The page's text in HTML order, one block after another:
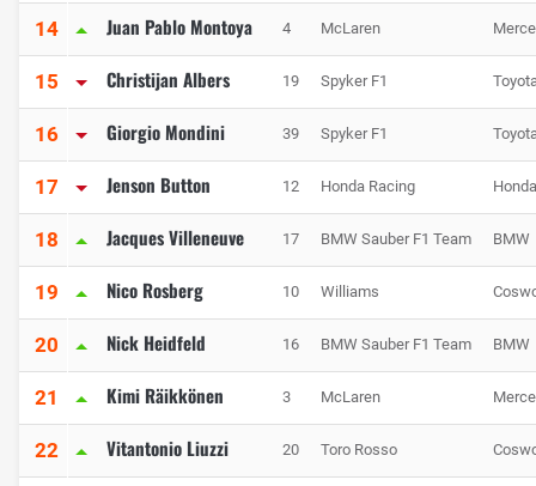
14 Juan Pablo Montoya 4 McLaren
15 Christijan Albers 19 Spyker F1
16 Giorgio Mondini 39 Spyker F1
17 Jenson Button 12 Honda Racing Honda
18 Jacques Villeneuve 17 BMW Sauber F1 Team BMW
19 Nico Rosberg 10 Williams
20 Nick Heidfeld 16 BMW Sauber F1 Team BMW
21 Kimi Räikkönen 3 McLaren
22 Vitantonio Liuzzi 20 Toro Rosso